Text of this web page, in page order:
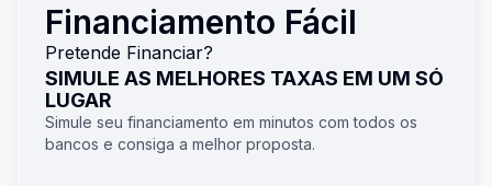
Financiamento Fácil
Pretende Financiar?
SIMULE AS MELHORES TAXAS EM UM SÓ
LUGAR
Simule seu financiamento em minutos com todos os
bancos e consiga a melhor proposta.